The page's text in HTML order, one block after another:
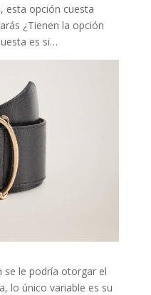
esta opción cuesta
¿Tienen la opción
es si…
se le podría otorgar el
lo único variable es su